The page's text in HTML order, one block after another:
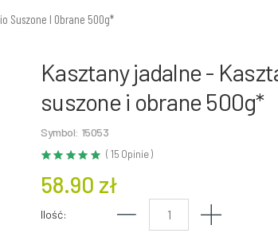
Suszone I Obrane 500g*
Kasztany jadalne -
suszone i obrane 500g*
Symbol: 15053
( 15 Opinie )
58.90 zł
Ilość: